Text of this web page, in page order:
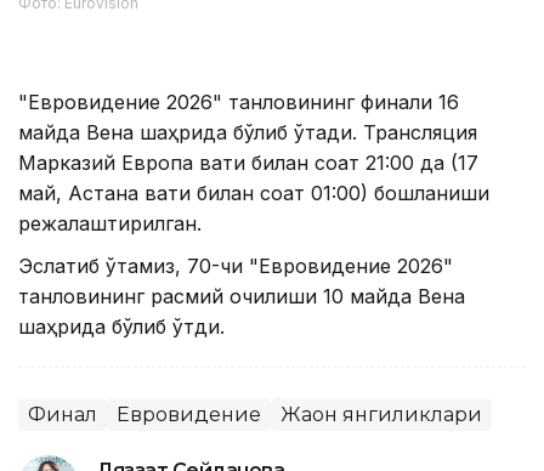
"Евровидение 2026" танловининг финали 16
майда Вена шаҳрида бўлиб ўтади. Трансляция
Марказий Европа вақти билан соат 21:00 да (17
май, Астана вақти билан соат 01:00) бошланиши
режалаштирилган.
Эслатиб ўтамиз, 70-чи "Евровидение 2026"
танловининг расмий очилиши 10 майда Вена
шаҳрида бўлиб ўтди.
Финал Евровидение Жаҳон янгиликлари